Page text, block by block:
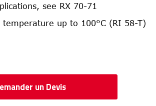
see RX 70-71
temperature up to 100°C (RI 58-T)
un Devis